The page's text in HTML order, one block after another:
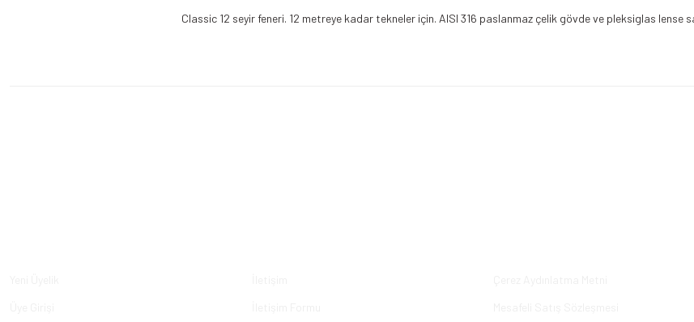
Classic 12 seyir feneri. 12 metreye kadar tekneler için. AISI 316 paslanmaz çelik gövde ve pleksiglas lense